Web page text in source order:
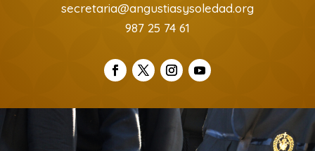
secretaria@angustiasysoledad.org
987 25 74 61